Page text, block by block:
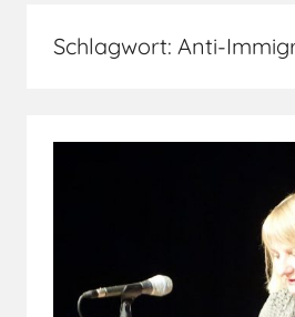
Schlagwort: Anti-